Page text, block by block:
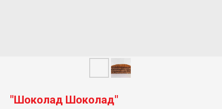
"Шоколад Шоколад"